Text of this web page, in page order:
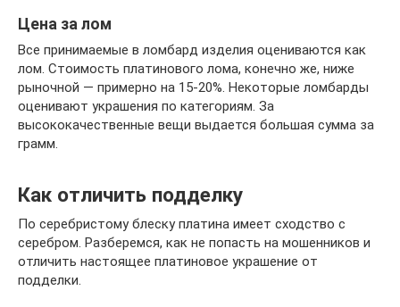
Цена за лом
Все принимаемые в ломбард изделия оцениваются как
лом. Стоимость платинового лома, конечно же, ниже
рыночной — примерно на 15-20%. Некоторые ломбарды
оценивают украшения по категориям. За
высококачественные вещи выдается большая сумма за
грамм.
Как отличить подделку
По серебристому блеску платина имеет сходство с
серебром. Разберемся, как не попасть на мошенников и
отличить настоящее платиновое украшение от
подделки.